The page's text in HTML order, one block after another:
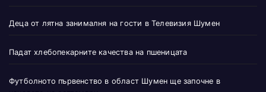
Деца от лятна занималня на гости в Телевизия Шумен
Падат хлебопекарните качества на пшеницата
Футболното първенство в област Шумен ще започне в